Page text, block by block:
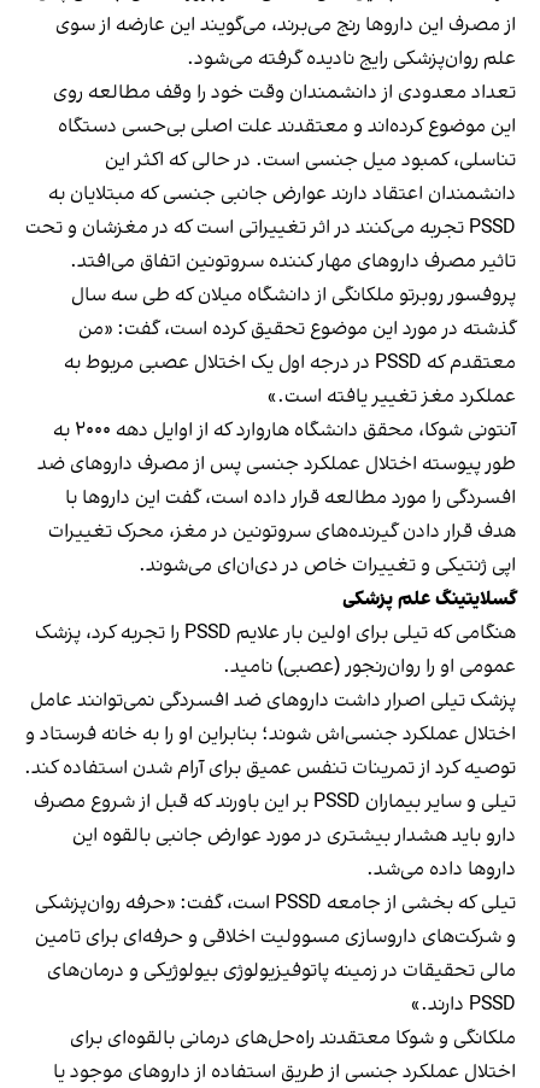
از مصرف این داروها رنج می‌برند، می‌گویند این عارضه از سوی
علم روان‌پزشکی رایج نادیده گرفته می‌شود.
تعداد معدودی از دانشمندان وقت خود را وقف مطالعه روی
این موضوع کرده‌اند و معتقدند علت اصلی بی‌حسی دستگاه
تناسلی، کمبود میل جنسی است. در حالی که اکثر این
دانشمندان اعتقاد دارند عوارض جانبی جنسی که مبتلایان به
PSSD تجربه می‌کنند در اثر تغییراتی است که در مغزشان و تحت
تاثیر مصرف داروهای مهار کننده سروتونین اتفاق می‌افتد.
پروفسور روبرتو ملکانگی از دانشگاه میلان که طی سه سال
گذشته در مورد این موضوع تحقیق کرده است، گفت: «من
معتقدم که PSSD در درجه اول یک اختلال عصبی مربوط به
عملکرد مغز تغییر یافته است.»
آنتونی شوکا، محقق دانشگاه هاروارد که از اوایل دهه ۲۰۰۰ به
طور پیوسته اختلال عملکرد جنسی پس از مصرف داروهای ضد
افسردگی را مورد مطالعه قرار داده است، گفت این داروها با
هدف قرار دادن گیرنده‌های سروتونین در مغز، محرک تغییرات
اپی ژنتیکی و تغییرات خاص در دی‌ان‌ای می‌شوند.
گسلایتینگ علم پزشکی
هنگامی که تیلی برای اولین بار علایم PSSD را تجربه کرد، پزشک
عمومی او را روان‌رنجور (عصبی) نامید.
پزشک تیلی اصرار داشت داروهای ضد افسردگی نمی‌توانند عامل
اختلال عملکرد جنسی‌اش شوند؛ بنابراین او را به خانه فرستاد و
توصیه کرد از تمرینات تنفس عمیق برای آرام شدن استفاده کند.
تیلی و سایر بیماران PSSD بر این باورند که قبل از شروع مصرف
دارو باید هشدار بیشتری در مورد عوارض جانبی بالقوه این
داروها داده می‌شد.
تیلی که بخشی از جامعه PSSD
است، گفت: «حرفه روان‌پزشکی
و شرکت‌های داروسازی مسوولیت اخلاقی و حرفه‌ای برای تامین
مالی تحقیقات در زمینه پاتوفیزیولوژی بیولوژیکی و درمان‌های
PSSD دارند.»
ملکانگی و شوکا معتقدند راه‌حل‌های درمانی بالقوه‌ای برای
اختلال عملکرد جنسی از طریق استفاده از داروهای موجود یا